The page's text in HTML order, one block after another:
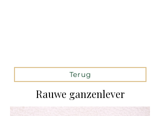
Terug
Rauwe ganzenlever